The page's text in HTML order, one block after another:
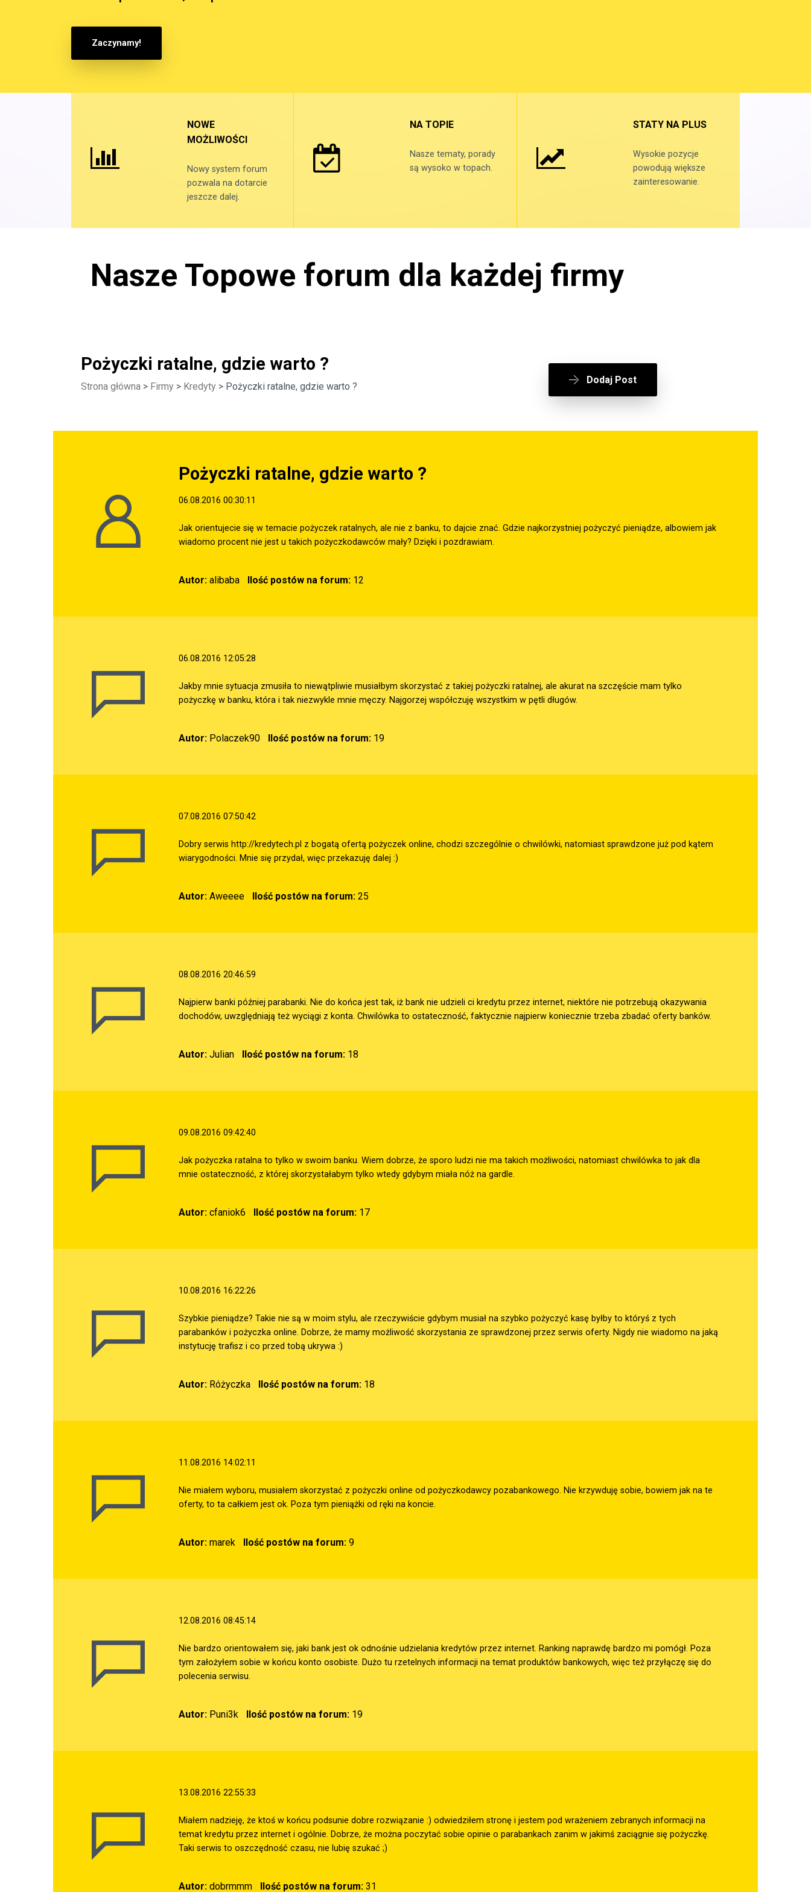
Zaczynamy!
NOWE
MOŻLIWOŚCI
Nowy system forum
pozwala na dotarcie
jeszcze dalej.
NA TOPIE
Nasze tematy, porady
są wysoko w topach.
STATY NA PLUS
Wysokie pozycje
powodują większe
zainteresowanie.
Nasze Topowe forum dla każdej firmy
Pożyczki ratalne, gdzie warto ?
Strona główna > Firmy > Kredyty > Pożyczki ratalne, gdzie warto ?
Dodaj Post
Pożyczki ratalne, gdzie warto ?
06.08.2016 00:30:11
Jak orientujecie się w temacie pożyczek ratalnych, ale nie z banku, to dajcie znać. Gdzie najkorzystniej pożyczyć pieniądze, albowiem jak
wiadomo procent nie jest u takich pożyczkodawców mały? Dzięki i pozdrawiam.
Autor: alibaba Ilość postów na forum:12
06.08.2016 12:05:28
Jakby mnie sytuacja zmusiła to niewątpliwie musiałbym skorzystać z takiej pożyczki ratalnej, ale akurat na szczęście mam tylko
pożyczkę w banku, która i tak niezwykle mnie męczy. Najgorzej współczuję wszystkim w pętli długów.
Autor: Polaczek90 Ilość postów na forum:19
07.08.2016 07:50:42
Dobry serwis http://kredytech.pl z bogatą ofertą pożyczek online, chodzi szczególnie o chwilówki, natomiast sprawdzone już pod kątem
wiarygodności. Mnie się przydał, więc przekazuję dalej :)
Autor: Aweeee Ilość postów na forum:25
08.08.2016 20:46:59
Najpierw banki później parabanki. Nie do końca jest tak, iż bank nie udzieli ci kredytu przez internet, niektóre nie potrzebują okazywania
dochodów, uwzględniają też wyciągi z konta. Chwilówka to ostateczność, faktycznie najpierw koniecznie trzeba zbadać oferty banków.
Autor: Julian Ilość postów na forum:18
09.08.2016 09:42:40
Jak pożyczka ratalna to tylko w swoim banku. Wiem dobrze, że sporo ludzi nie ma takich możliwości, natomiast chwilówka to jak dla
mnie ostateczność, z której skorzystałabym tylko wtedy gdybym miała nóż na gardle.
Autor: cfaniok6 Ilość postów na forum:17
10.08.2016 16:22:26
Szybkie pieniądze? Takie nie są w moim stylu, ale rzeczywiście gdybym musiał na szybko pożyczyć kasę byłby to któryś z tych
parabanków i pożyczka online. Dobrze, że mamy możliwość skorzystania ze sprawdzonej przez serwis oferty. Nigdy nie wiadomo na jaką
instytucję trafisz i co przed tobą ukrywa :)
Autor: Różyczka Ilość postów na forum:18
11.08.2016 14:02:11
Nie miałem wyboru, musiałem skorzystać z pożyczki online od pożyczkodawcy pozabankowego. Nie krzywduję sobie, bowiem jak na te
oferty, to ta całkiem jest ok. Poza tym pieniążki od ręki na koncie.
Autor: marek Ilość postów na forum:9
12.08.2016 08:45:14
Nie bardzo orientowałem się, jaki bank jest ok odnośnie udzielania kredytów przez internet. Ranking naprawdę bardzo mi pomógł. Poza
tym założyłem sobie w końcu konto osobiste. Dużo tu rzetelnych informacji na temat produktów bankowych, więc też przyłączę się do
polecenia serwisu.
Autor: Puni3k Ilość postów na forum:19
13.08.2016 22:55:33
Miałem nadzieję, że ktoś w końcu podsunie dobre rozwiązanie :) odwiedziłem stronę i jestem pod wrażeniem zebranych informacji na
temat kredytu przez internet i ogólnie. Dobrze, że można poczytać sobie opinie o parabankach zanim w jakimś zaciągnie się pożyczkę.
Taki serwis to oszczędność czasu, nie lubię szukać ;)
Autor: dobrmmm Ilość postów na forum:31